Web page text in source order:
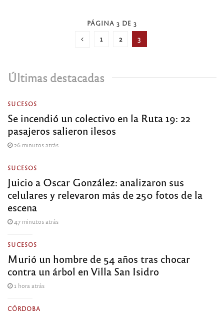
PÁGINA 3 DE 3
1 2 3
Últimas destacadas
SUCESOS
Se incendió un colectivo en la Ruta 19: 22
pasajeros salieron ilesos
26 minutos atrás
SUCESOS
Juicio a Oscar González: analizaron sus
celulares y relevaron más de 250 fotos de la
escena
47 minutos atrás
SUCESOS
Murió un hombre de 54 años tras chocar
contra un árbol en Villa San Isidro
1 hora atrás
CÓRDOBA